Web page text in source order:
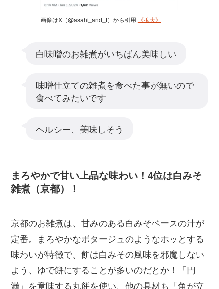
画像はX（@asahi_and_t）から引用 《拡大》
白味噌のお雑煮がいちばん美味しい
味噌仕立ての雑煮を食べた事が無いので
食べてみたいです
ヘルシー、美味しそう
まろやかで甘い上品な味わい！4位は白みそ
雑煮（京都）！
京都のお雑煮は、甘みのある白みそベースの汁が
定番。まろやかなポタージュのようなホッとする
味わいが特徴で、餅は白みその風味を邪魔しない
よう、ゆで餅にすることが多いのだとか！「円
満」を意味する丸餅を使い、他の具材も「角が立